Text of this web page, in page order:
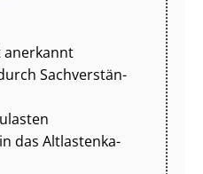
anerkannt
Sach­ver­stän­
das Alt­las­ten­ka­